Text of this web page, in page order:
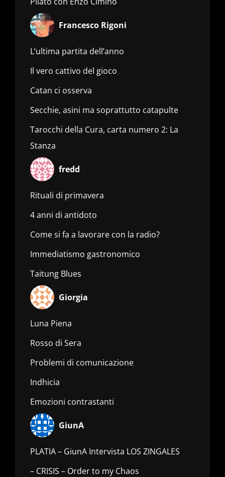
Francesco Rigoni
L’ultima partita dell’anno
Il vero cattivo del gioco
Catan ci osserva
Secchie, asini ma soprattutto catapulte
Tarocchi della Cura, carta numero 2: La
Stanza
fredd
Rituali di primavera
4 anni di antidoto
Come si fa a lavorare con la radio?
Immediatismo gastronomico
Taitung Blues
Giorgia
Luna Piena
Rosso di Sera
Problemi di comunicazione
Indhicia
Emozioni contrastanti
GiunA
PLATIA – GiunA Intervista LOS ZINGALES
– CRISIS – Order to my Chaos